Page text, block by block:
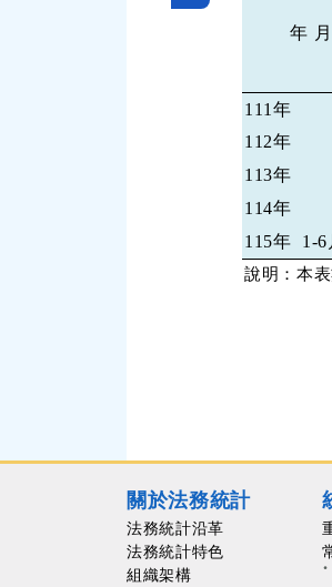
年
111年
112年
113年
114年
115年 1-6
說明：本
關於法務統計
法務統計沿革
法務統計特色
組織架構